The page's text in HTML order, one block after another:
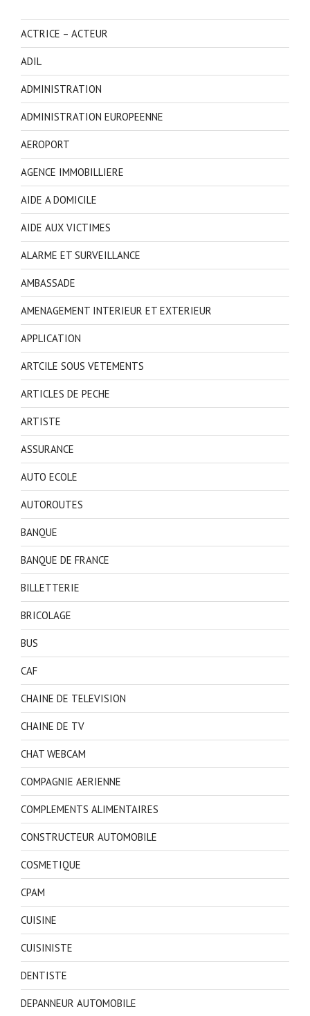
ACTRICE – ACTEUR
ADIL
ADMINISTRATION
ADMINISTRATION EUROPEENNE
AEROPORT
AGENCE IMMOBILLIERE
AIDE A DOMICILE
AIDE AUX VICTIMES
ALARME ET SURVEILLANCE
AMBASSADE
AMENAGEMENT INTERIEUR ET EXTERIEUR
APPLICATION
ARTCILE SOUS VETEMENTS
ARTICLES DE PECHE
ARTISTE
ASSURANCE
AUTO ECOLE
AUTOROUTES
BANQUE
BANQUE DE FRANCE
BILLETTERIE
BRICOLAGE
BUS
CAF
CHAINE DE TELEVISION
CHAINE DE TV
CHAT WEBCAM
COMPAGNIE AERIENNE
COMPLEMENTS ALIMENTAIRES
CONSTRUCTEUR AUTOMOBILE
COSMETIQUE
CPAM
CUISINE
CUISINISTE
DENTISTE
DEPANNEUR AUTOMOBILE